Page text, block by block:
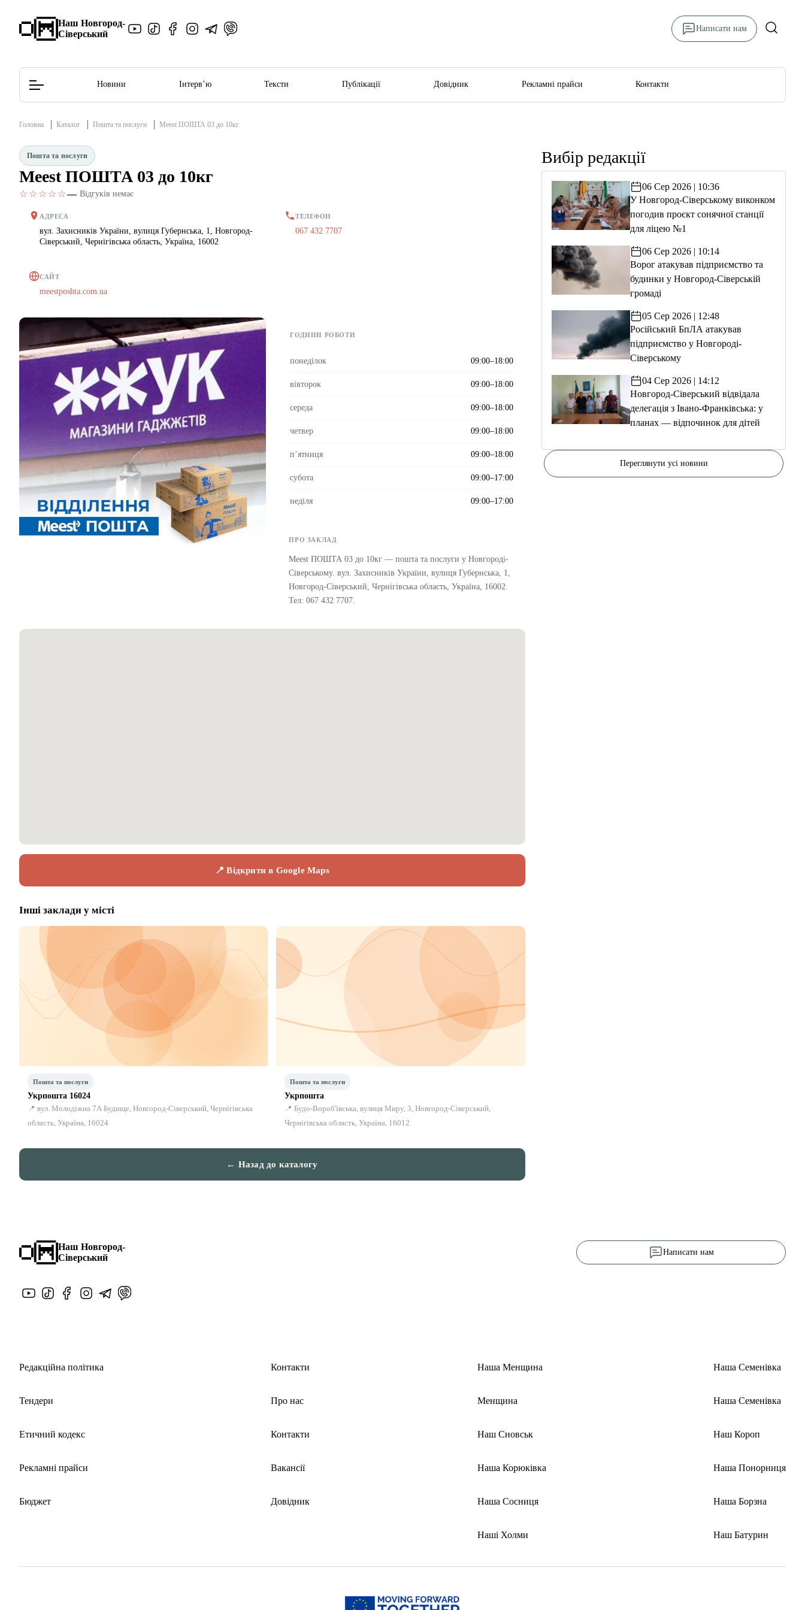
Наш Новгород-
Сіверський
Написати нам
Редакційна політика
Етичний кодекс
Новини Інтерв’ю Тексти Публікації Довідник Рекламні прайси Контакти
Головна Каталог Пошта та послуги Meest ПОШТА 03 до 10кг
Пошта та послуги
Meest ПОШТА 03 до 10кг
☆☆☆☆☆—·Відгуків немає
АДРЕСА
вул. Захисників України, вулиця Губернська, 1, Новгород-
Сіверський, Чернігівська область, Україна, 16002
ТЕЛЕФОН
067 432 7707
САЙТ
meestposhta.com.ua
ГОДИНИ РОБОТИ
понеділок 09:00–18:00
вівторок 09:00–18:00
середа 09:00–18:00
четвер 09:00–18:00
пʼятниця 09:00–18:00
субота 09:00–17:00
неділя 09:00–17:00
ПРО ЗАКЛАД
Meest ПОШТА 03 до 10кг — пошта та послуги у Новгороді-
Сіверському. вул. Захисників України, вулиця Губернська, 1,
Новгород-Сіверський, Чернігівська область, Україна, 16002.
Тел: 067 432 7707.
📍 Відкрити в Google Maps
Інші заклади у місті
Пошта та послуги
Укрпошта 16024
📍 вул. Молодіжна 7А Будище, Новгород-Сіверський, Чернігівська
область, Україна, 16024
Пошта та послуги
Укрпошта
📍 Будо-Вороб'ївська, вулиця Миру, 3, Новгород-Сіверський,
Чернігівська область, Україна, 16012
← Назад до каталогу
Вибір редакції
06 Сер 2026 | 10:36
У Новгород-Сіверському виконком
погодив проєкт сонячної станції
для ліцею №1
06 Сер 2026 | 10:14
Ворог атакував підприємство та
будинки у Новгород-Сіверській
громаді
05 Сер 2026 | 12:48
Російський БпЛА атакував
підприємство у Новгороді-
Сіверському
04 Сер 2026 | 14:12
Новгород-Сіверський відвідала
делегація з Івано-Франківська: у
планах — відпочинок для дітей
Переглянути усі новини
Наш Новгород-
Сіверський
Написати нам
Редакційна політика
Тендери
Етичний кодекс
Рекламні прайси
Бюджет
Контакти
Про нас
Контакти
Вакансії
Довідник
Наша Менщина
Менщина
Наш Сновськ
Наша Корюківка
Наша Сосниця
Наші Холми
Наша Семенівка
Наша Семенівка
Наш Короп
Наша Понорниця
Наша Борзна
Наш Батурин